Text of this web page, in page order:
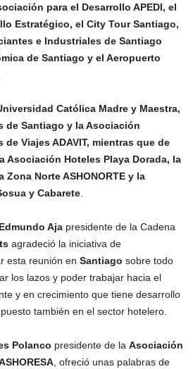
para el Desarrollo APEDI, el
Estratégico, el City Tour Santiago,
e Industriales de Santiago
de Santiago y el Aeropuerto
Católica Madre y Maestra,
de Santiago y la Asociación
Viajes ADAVIT, mientras que de
Asociación Hoteles Playa Dorada, la
Norte ASHONORTE y la
y Cabarete
Edmundo Aja presidente de la Cadena
agradeció la iniciativa de
esta reunión en Santiago sobre todo
los lazos y poder trabajar hacia el
y en crecimiento que tiene desarrollo
también en el sector hotelero.
Polanco presidente de la Asociación
, ofreció unas palabras de